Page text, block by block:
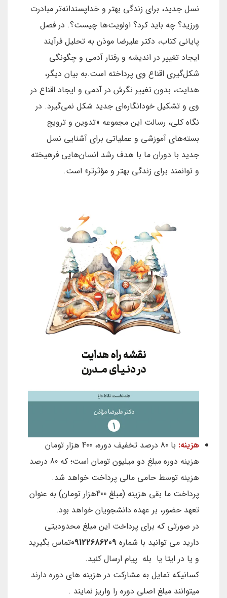
نسل جدید، برای زندگی بهتر و خداپسندانه‌تر مبادرت
ورزید؟ چه باید کرد؟ اولویت‌ها چیست؟. در فصل
پایانی کتاب، دکتر علیرضا موذن به تحلیل فرآیند
ایجاد تغییر در اندیشه و رفتار آدمی و چگونگی
شکل‌گیری اقناع وی پرداخته است.به بیان دیگر،
هدایت، بدون تغییر نگرش در آدمی و ایجاد اقناع در
وی و تشکیل خودانگاره‌ای جدید شکل نمی‌گیرد. در
نگاه کلی، رسالت این مجموعه «تدوین و ترویج
بسته‌های آموزشی و عملیاتی برای آشنایی نسل
جدید با دوران ما با هدف رشد انسان‌هایی فرهیخته
و توانمند برای زندگی بهتر و مؤثرتر» است.
هزینه: با 80 درصد تخفیف دوره، 400 هزار تومان
هزینه دوره مبلغ دو میلیون تومان است؛ که 80 درصد
هزینه توسط حامی مالی پرداخت خواهد شد.
پرداخت ما بقی هزینه (مبلغ 400هزار تومان) به عنوان
تعهد حضور، بر عهده دانشجویان خواهد بود.
در صورتی که برای پرداخت این مبلغ محدودیتی
دارید می توانید با شماره 09122686209تماس بگیرید
و یا در ایتا یا بله پیام ارسال کنید.
کسانیکه تمایل به مشارکت در هزینه های دوره دارند
میتوانند مبلغ اصلی دوره را واریز نمایند .